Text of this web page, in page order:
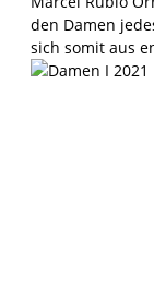
den Damen
sich somit aus